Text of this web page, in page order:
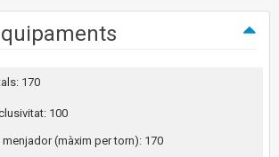
170
100
menjador (màxim per torn): 170